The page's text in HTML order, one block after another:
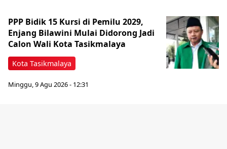
Kota Tasikmalaya
PPP Bidik 15 Kursi di Pemilu 2029,
Enjang Bilawini Mulai Didorong Jadi
Calon Wali Kota Tasikmalaya
Minggu, 9 Agu 2026 - 12:31